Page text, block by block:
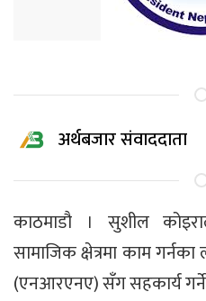
अर्थबजार संवाददाता
काठमाडौ । सुशील
सामाजिक क्षेत्रमा काम
(एनआरएनए) सँग सहकार्य